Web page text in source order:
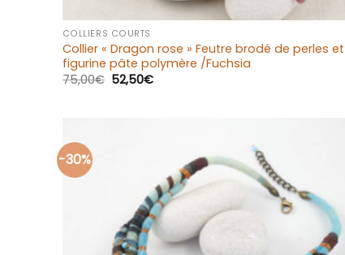
COLLIERS COURTS
Collier « Dragon rose » Feutre brodé de perles et
figurine pâte polymère /Fuchsia
75,00€ 52,50€
-30%